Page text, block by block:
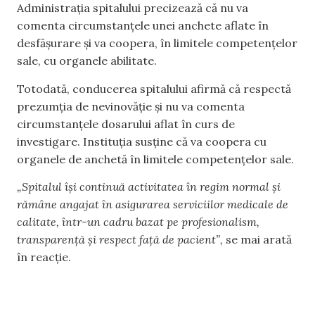
Administrația spitalului precizează că nu va
comenta circumstanțele unei anchete aflate în
desfășurare și va coopera, în limitele competențelor
sale, cu organele abilitate.
Totodată, conducerea spitalului afirmă că respectă
prezumția de nevinovăție și nu va comenta
circumstanțele dosarului aflat în curs de
investigare. Instituția susține că va coopera cu
organele de anchetă în limitele competențelor sale.
„Spitalul își continuă activitatea în regim normal și
rămâne angajat în asigurarea serviciilor medicale de
calitate, într-un cadru bazat pe profesionalism,
transparență și respect față de pacient”, se mai arată
în reacție.